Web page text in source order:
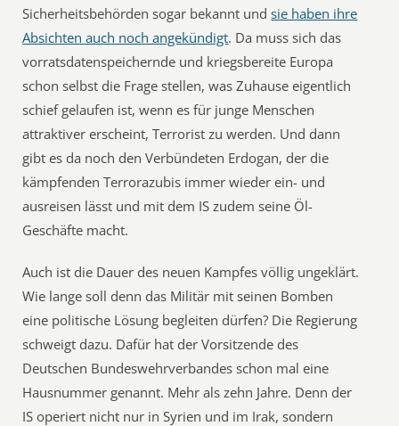
Sicherheitsbehörden sogar bekannt undsie haben ihre
Absichten auch noch angekündigt. Da muss sich das
vorratsdatenspeichernde und kriegsbereite Europa
schon selbst die Frage stellen, was Zuhause eigentlich
schief gelaufen ist, wenn es für junge Menschen
attraktiver erscheint, Terrorist zu werden. Und dann
gibt es da noch den Verbündeten Erdogan, der die
kämpfenden Terrorazubis immer wieder ein- und
ausreisen lässt und mit dem IS zudem seine Öl-
Geschäfte macht.
Auch ist die Dauer des neuen Kampfes völlig ungeklärt.
Wie lange soll denn das Militär mit seinen Bomben
eine politische Lösung begleiten dürfen? Die Regierung
schweigt dazu. Dafür hat der Vorsitzende des
Deutschen Bundeswehrverbandes schon mal eine
Hausnummer genannt. Mehr als zehn Jahre. Denn der
IS operiert nicht nur in Syrien und im Irak, sondern